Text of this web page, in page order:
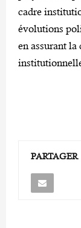
cadre
évolutions
en assurant
PARTAGER